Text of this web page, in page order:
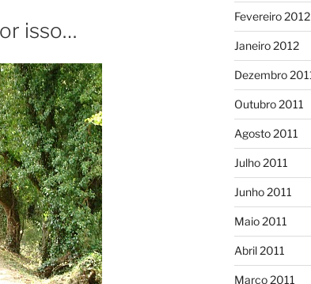
isso…
Fevereiro 2012
Janeiro 2012
Dezembro
Outubro 2011
Agosto 2011
Julho 2011
Junho 2011
Maio 2011
Abril 2011
Março 2011